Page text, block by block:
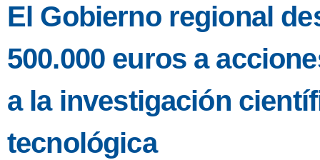
El Gobierno regional
500.000 euros a
a la investigación
tecnológica